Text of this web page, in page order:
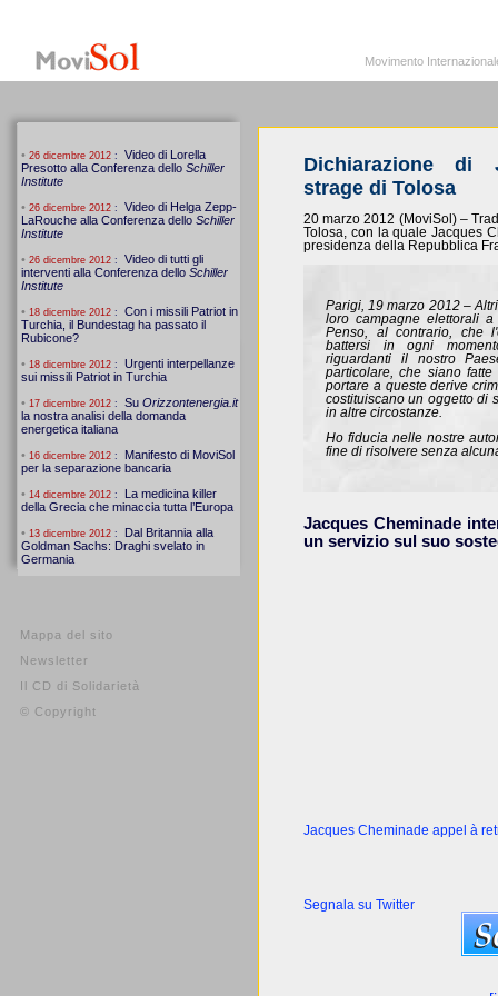
Mappa del sito
Newsletter
Il CD di Solidarietà
© Copyright
Movimento
Dichiarazione di
strage di Tolosa
20 marzo 2012 (MoviSol) –
Tolosa, con la quale Jacques
presidenza della Repubblica
Parigi, 19 marzo 2012 –
loro campagne elettorali
Penso, al contrario, che
battersi in ogni
riguardanti il nostro
particolare, che siano
portare a queste derive
costituiscano un oggetto di
in altre circostanze.
Ho fiducia nelle nostre
fine di risolvere senza
Jacques Cheminade
un servizio sul suo
Jacques Cheminade appel à
Segnala su Twitter